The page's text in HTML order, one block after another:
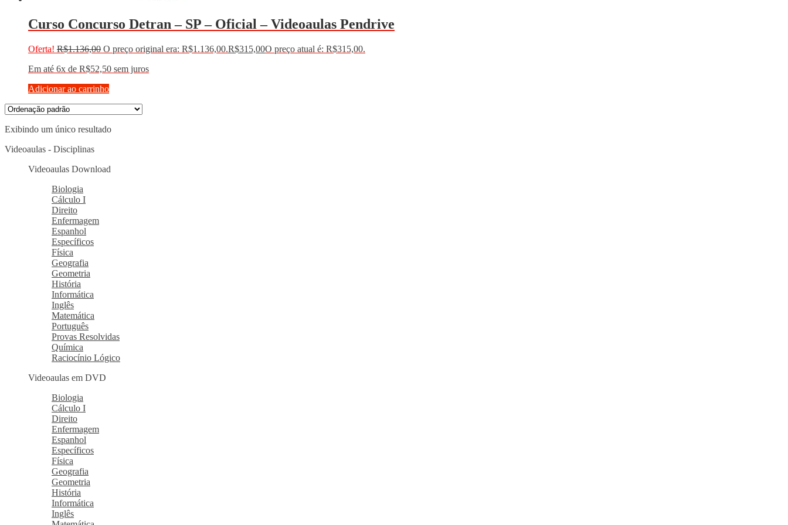
Curso Concurso Detran – SP – Oficial – Videoaulas Pendrive
Oferta! R$1.136,00 O preço original era: R$1.136,00.R$315,00O preço atual é: R$315,00.
Em até 6x de R$52,50 sem juros
Adicionar ao carrinho
Exibindo um único resultado
Videoaulas - Disciplinas
Videoaulas Download
Biologia
Cálculo I
Direito
Enfermagem
Espanhol
Específicos
Física
Geografia
Geometria
História
Informática
Inglês
Matemática
Português
Provas Resolvidas
Química
Raciocínio Lógico
Videoaulas em DVD
Biologia
Cálculo I
Direito
Enfermagem
Espanhol
Específicos
Física
Geografia
Geometria
História
Informática
Inglês